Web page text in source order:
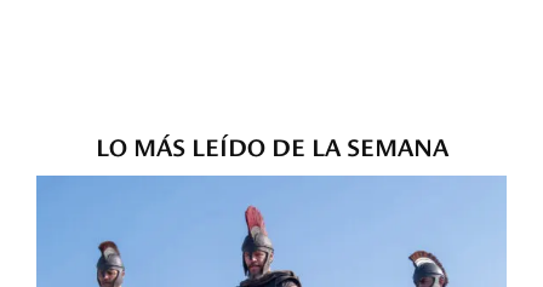
LO MÁS LEÍDO DE LA SEMANA